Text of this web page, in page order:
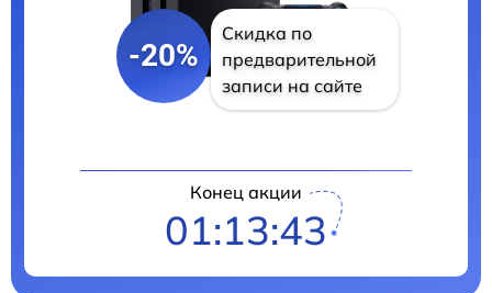
-20%
Скидка по
предварительной
записи на сайте
Конец акции
01:13:42